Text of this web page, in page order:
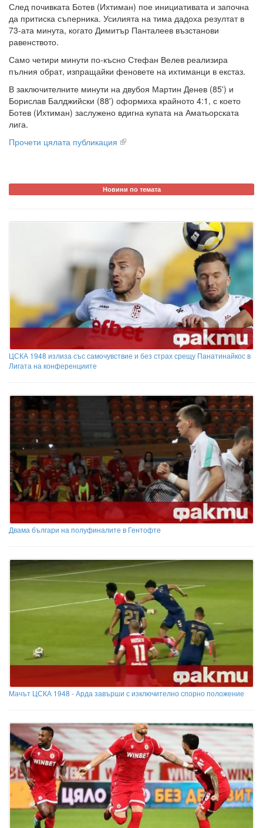
След почивката Ботев (Ихтиман) пое инициативата и започна
да притиска съперника. Усилията на тима дадоха резултат в
73-ата минута, когато Димитър Панталеев възстанови
равенството.
Само четири минути по-късно Стефан Велев реализира
пълния обрат, изпращайки феновете на ихтиманци в екстаз.
В заключителните минути на двубоя Мартин Денев (85') и
Борислав Балджийски (88') оформиха крайното 4:1, с което
Ботев (Ихтиман) заслужено вдигна купата на Аматьорската
лига.
Прочети цялата публикация
Новини по темата
ЦСКА 1948 излиза със самочувствие и без страх срещу Панатинайкос в
Лигата на конференциите
Двама българи на полуфиналите в Гентофте
Мачът ЦСКА 1948 - Арда завърши с изключително спорно положение